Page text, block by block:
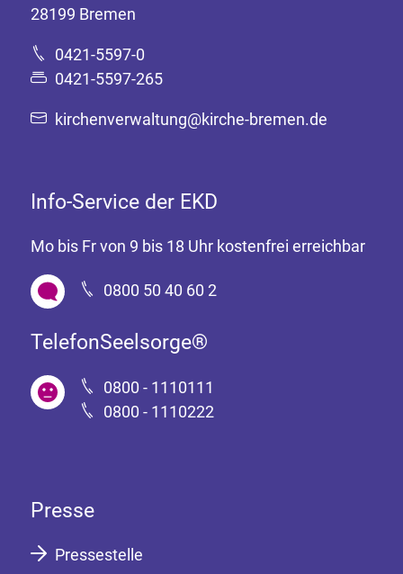
28199 Bremen
0421-5597-0
0421-5597-265
kirchenverwaltung@kirche-bremen.de
Info-Service der EKD
Mo bis Fr von 9 bis 18 Uhr kostenfrei erreichbar
0800 50 40 60 2
TelefonSeelsorge®
0800 - 1110111
0800 - 1110222
Presse
Pressestelle